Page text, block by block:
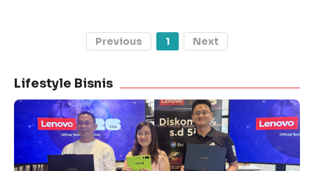
Previous 1 Next
Lifestyle Bisnis